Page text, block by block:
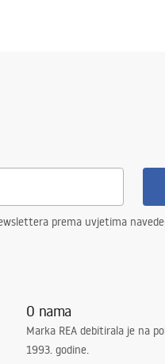
prema uvjetima
O nama
Marka REA debitirala je na
1993. godine.